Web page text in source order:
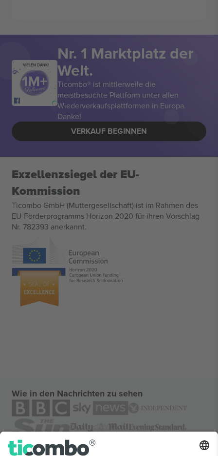
VIELEN DANK!
Nr. 1 Marktplatz der
Welt.
Ticombo® ist mittlerweile die
meistbesuchte Plattform unter allen
Wiederverkaufsplattformen in Europa.
Danke!
VERKAUF BEGINNEN
Exzellenzsiegel der EU-
Kommission
Ticombo GmbH (Muttergesellschaft) ist im Rahmen des
EU-Förderprogramms Horizon 2020 für ihren Vorschlag
Nr. 782393 anerkannt.
Wie in den Nachrichten zu sehen